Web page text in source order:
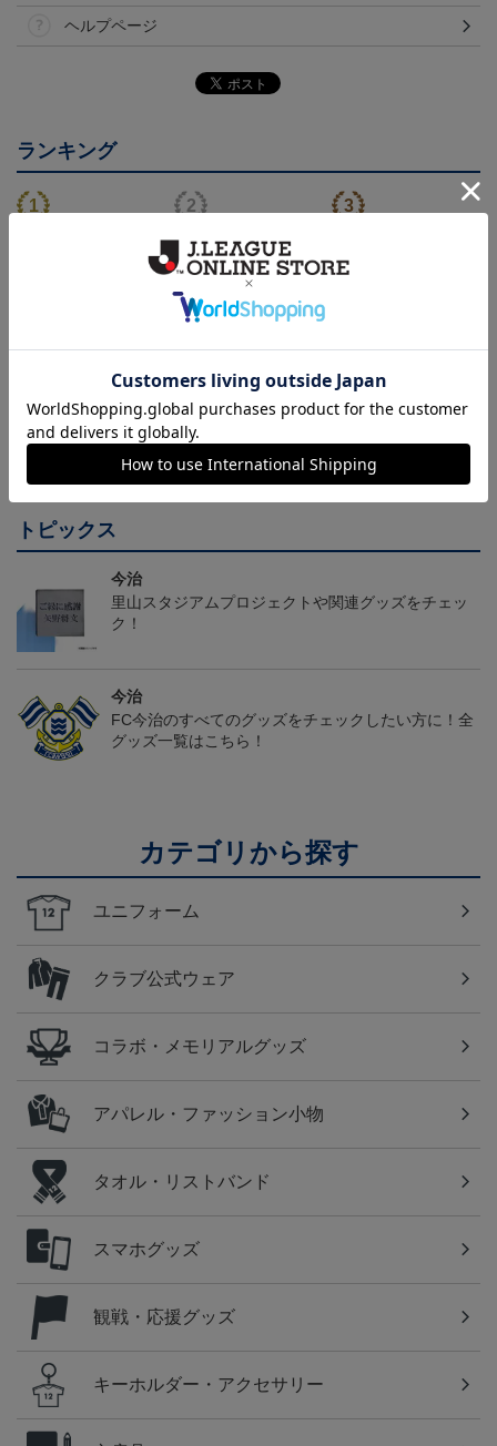
ヘルプページ
ランキング
ーム(FP1st)
17,600円～21,901円
会員特典
26/27 オーセンティック
ユニフォーム(FP1st)
26,100円～30,400円
会員特典
コンフィットシャツ（20
26SP）
5,500円
トピックス
今治
里山スタジアムプロジェクトや関連グッズをチェッ
ク！
今治
FC今治のすべてのグッズをチェックしたい方に！全
グッズ一覧はこちら！
カテゴリから探す
ユニフォーム
クラブ公式ウェア
コラボ・メモリアルグッズ
アパレル・ファッション小物
タオル・リストバンド
スマホグッズ
観戦・応援グッズ
キーホルダー・アクセサリー